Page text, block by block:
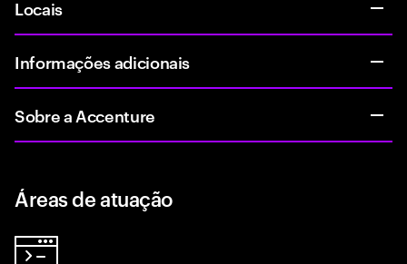
Locais
Informações adicionais
Sobre a Accenture
Áreas de atuação